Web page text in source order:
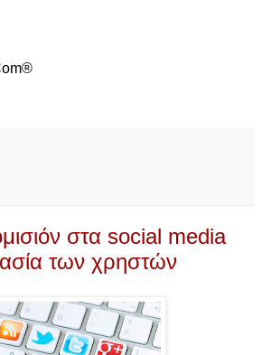
στα social media
των χρηστών